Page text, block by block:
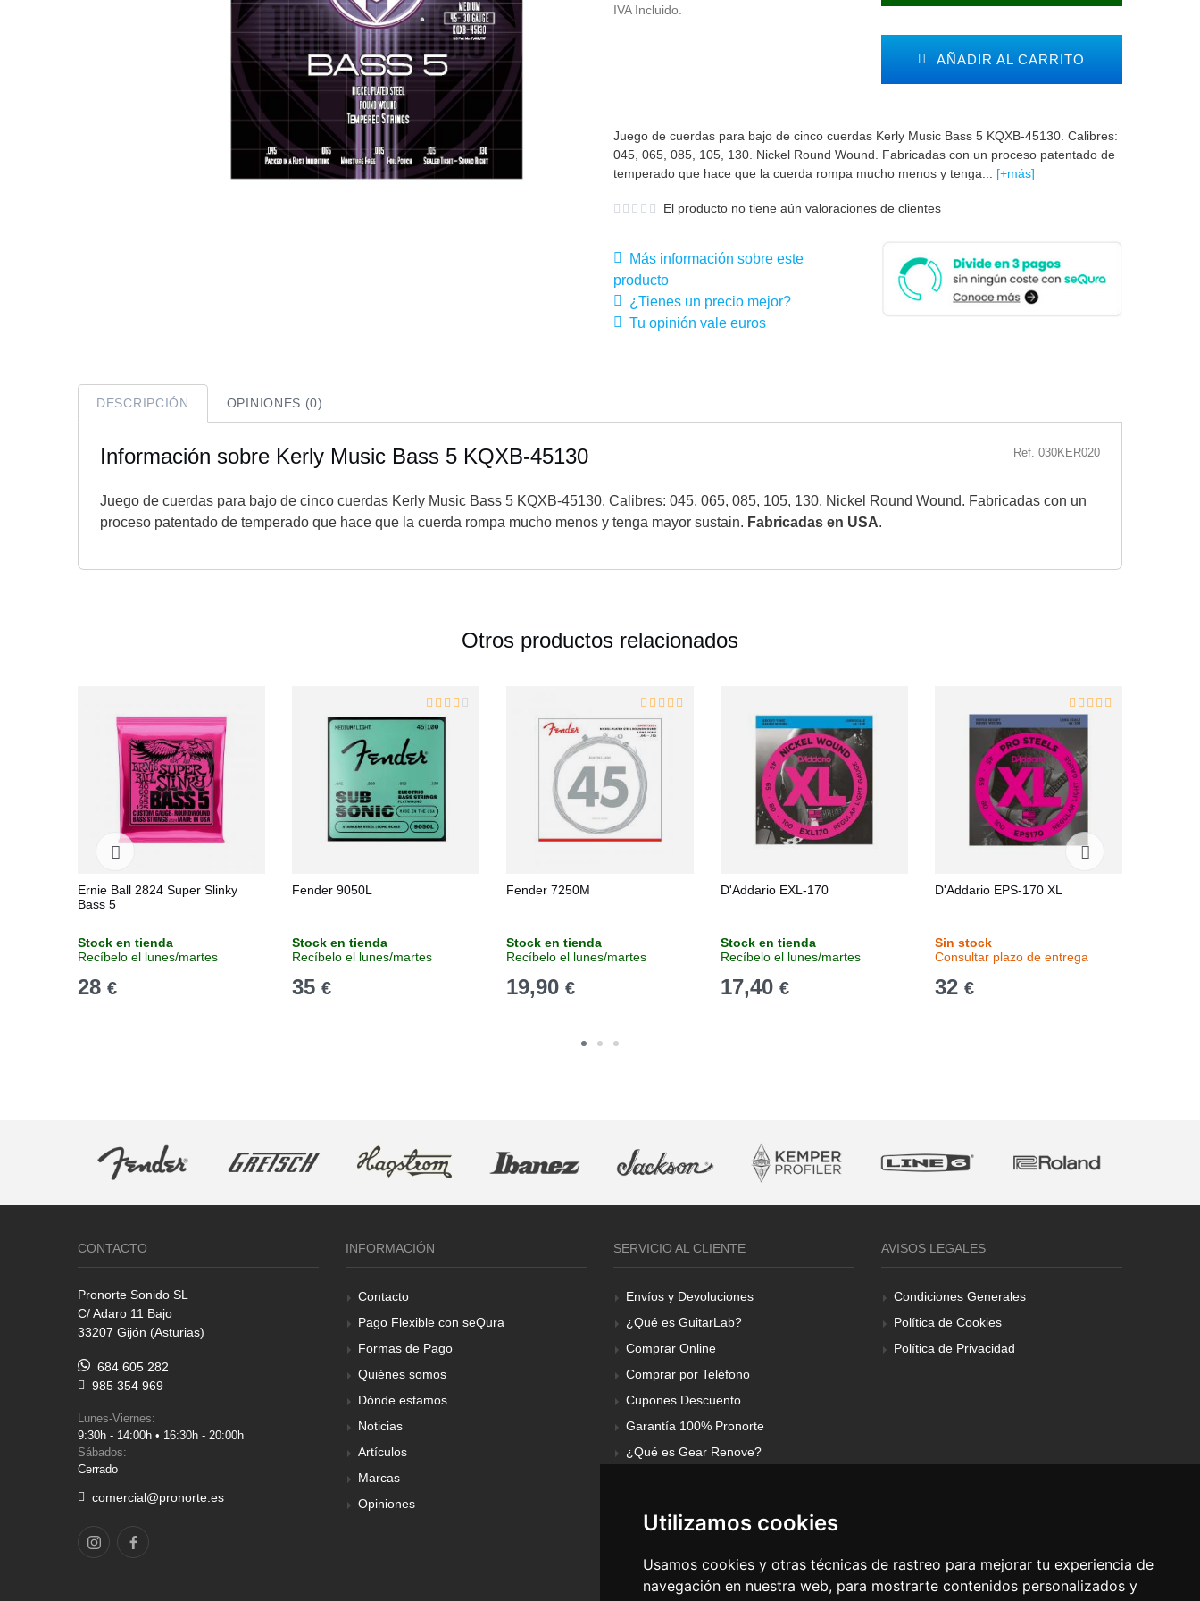
Utilizamos cookies
Usamos cookies y otras técnicas de rastreo para mejorar tu experiencia de
navegación en nuestra web, para mostrarte contenidos personalizados y
IVA Incluido.
AÑADIR AL CARRITO
Juego de cuerdas para bajo de cinco cuerdas Kerly Music Bass 5 KQXB-45130. Calibres:
045, 065, 085, 105, 130. Nickel Round Wound. Fabricadas con un proceso patentado de
temperado que hace que la cuerda rompa mucho menos y tenga... [+más]
El producto no tiene aún valoraciones de clientes
Más información sobre este
producto
¿Tienes un precio mejor?
Tu opinión vale euros
DESCRIPCIÓN OPINIONES (0)
Información sobre Kerly Music Bass 5 KQXB-45130 Ref. 030KER020
Juego de cuerdas para bajo de cinco cuerdas Kerly Music Bass 5 KQXB-45130. Calibres: 045, 065, 085, 105, 130. Nickel Round Wound. Fabricadas con un
proceso patentado de temperado que hace que la cuerda rompa mucho menos y tenga mayor sustain. Fabricadas en USA.
Otros productos relacionados
Ernie Ball 2824 Super Slinky
Bass 5
Stock en tienda
Recíbelo el lunes/martes
28 €
Fender 9050L
Stock en tienda
Recíbelo el lunes/martes
35 €
Fender 7250M
Stock en tienda
Recíbelo el lunes/martes
19,90 €
D'Addario EXL-170
Stock en tienda
Recíbelo el lunes/martes
17,40 €
D'Addario EPS-170 XL
Sin stock
Consultar plazo de entrega
32 €
CONTACTO
Pronorte Sonido SL
C/ Adaro 11 Bajo
33207 Gijón (Asturias)
684 605 282
985 354 969
Lunes-Viernes:
9:30h - 14:00h • 16:30h - 20:00h
Sábados:
Cerrado
comercial@pronorte.es
INFORMACIÓN
Contacto
Pago Flexible con seQura
Formas de Pago
Quiénes somos
Dónde estamos
Noticias
Artículos
Marcas
Opiniones
SERVICIO AL CLIENTE
Envíos y Devoluciones
¿Qué es GuitarLab?
Comprar Online
Comprar por Teléfono
Cupones Descuento
Garantía 100% Pronorte
¿Qué es Gear Renove?
AVISOS LEGALES
Condiciones Generales
Política de Cookies
Política de Privacidad